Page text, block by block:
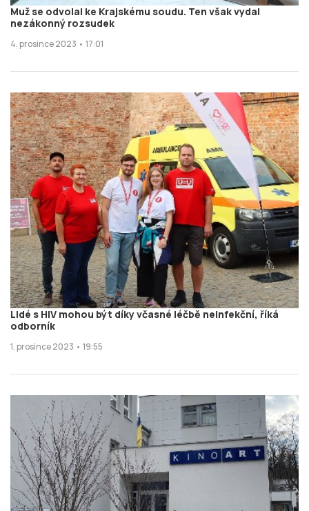
Muž se odvolal ke Krajskému soudu. Ten však vydal
nezákonný rozsudek
4. prosince 2023 • 17:01
Lidé s HIV mohou být díky včasné léčbě neinfekční, říká
odborník
1. prosince 2023 • 19:55